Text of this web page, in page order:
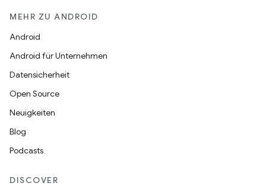
MEHR ZU ANDROID
Android
Android für Unternehmen
Datensicherheit
Open Source
Neuigkeiten
Blog
Podcasts
DISCOVER